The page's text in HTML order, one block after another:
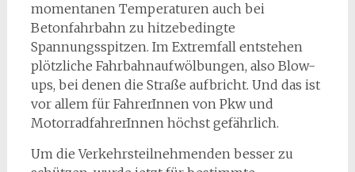
momentanen Temperaturen auch bei
Betonfahrbahn zu hitzebedingte
Spannungsspitzen. Im Extremfall entstehen
plötzliche Fahrbahnaufwölbungen, also Blow-
ups, bei denen die Straße aufbricht. Und das ist
vor allem für FahrerInnen von Pkw und
MotorradfahrerInnen höchst gefährlich.
Um die Verkehrsteilnehmenden besser zu